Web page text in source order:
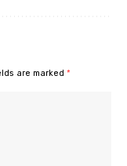
are marked *